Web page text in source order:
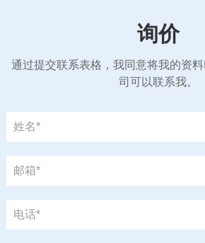
询价
通过提交联系表格，我同意将我的资
司可以联系我。
姓名*
邮箱*
电话*